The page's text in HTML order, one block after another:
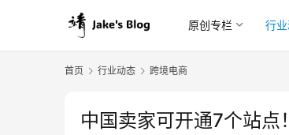
原创专栏 行
首页 行业动态 跨境电商
中国卖家可开通7个站点